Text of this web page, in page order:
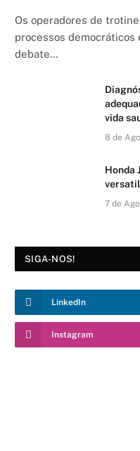
Os operadores de
processos democráticos
debate…
vida
8 de
Honda
7 de
SIGA-NOS!
LinkedIn
Instagram